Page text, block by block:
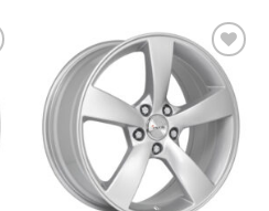
Aggiungi
alla lista
dei
desideri